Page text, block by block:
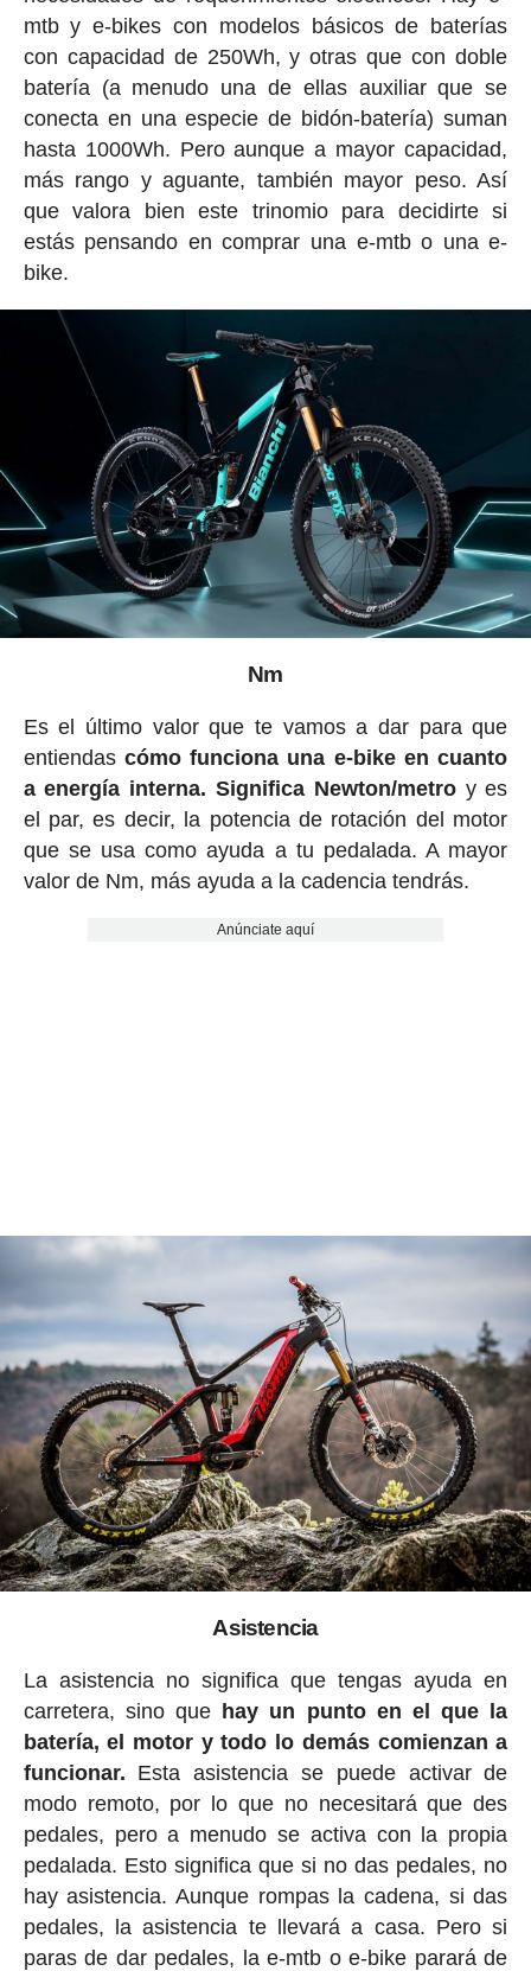
mtb y e-bikes con modelos básicos de baterías
con capacidad de 250Wh, y otras que con doble
batería (a menudo una de ellas auxiliar que se
conecta en una especie de bidón-batería) suman
hasta 1000Wh. Pero aunque a mayor capacidad,
más rango y aguante, también mayor peso. Así
que valora bien este trinomio para decidirte si
estás pensando en comprar una e-mtb o una e-
bike.
Nm
Es el último valor que te vamos a dar para que
entiendas cómo funciona una e-bike en cuanto
a energía interna. Significa Newton/metroy es
el par, es decir, la potencia de rotación del motor
que se usa como ayuda a tu pedalada. A mayor
valor de Nm, más ayuda a la cadencia tendrás.
Anúnciate aquí
Asistencia
La asistencia no significa que tengas ayuda en
carretera, sino que hay un punto en el que la
batería, el motor y todo lo demás comienzan a
funcionar. Esta asistencia se puede activar de
modo remoto, por lo que no necesitará que des
pedales, pero a menudo se activa con la propia
pedalada. Esto significa que si no das pedales, no
hay asistencia. Aunque rompas la cadena, si das
pedales, la asistencia te llevará a casa. Pero si
paras de dar pedales, la e-mtb o e-bike parará de